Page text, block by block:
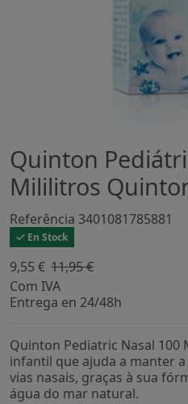
Quinton
Mililitros
Referência 3401081785881
En Stock
9,55 € 11,95 €
Com IVA
Entrega en 24/48h
Quinton Pediatric Nasal 100
infantil que ajuda a manter
vias nasais, graças à sua
água do mar natural.